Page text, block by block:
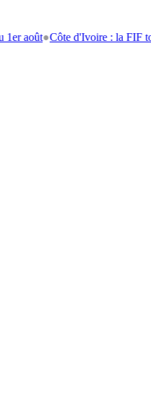
●Côte d'Ivoire : la FIF tourne la